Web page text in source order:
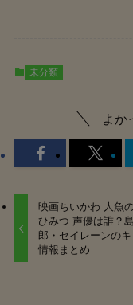
未分類
よか
映画ちいかわ 人魚
ひみつ 声優は誰？
郎・セイレーンのキ
情報まとめ